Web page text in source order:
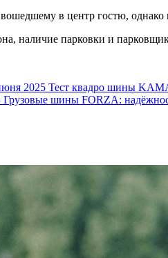
в центр гостю, однако
наличие парковки и
2025 Тест квадро шины
Грузовые шины FORZA: